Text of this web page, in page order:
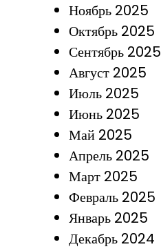
Ноябрь 2025
Октябрь 2025
Сентябрь 2025
Август 2025
Июль 2025
Июнь 2025
Май 2025
Апрель 2025
Март 2025
Февраль 2025
Январь 2025
Декабрь 2024